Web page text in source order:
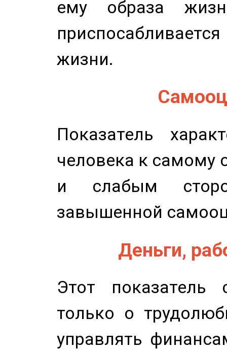
ему образа
жизни.
Показатель
человека к самому
и слабым
завышенной
Деньги,
Этот показатель
только о
управлять